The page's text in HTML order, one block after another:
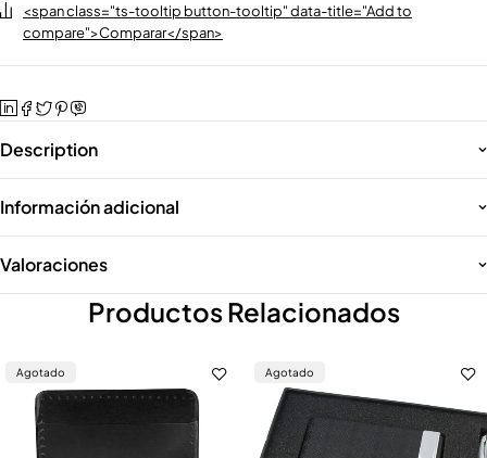
<span class="ts-tooltip button-tooltip" data-title="Add to
compare">Comparar</span>
Description
Información adicional
Valoraciones
Productos Relacionados
Agotado Agotado